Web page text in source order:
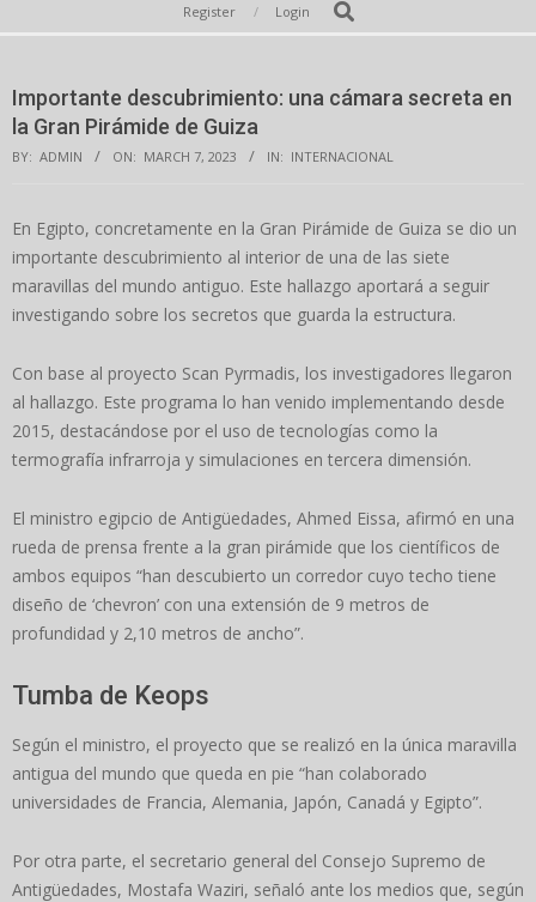
Navigation
Register Login Search
Importante descubrimiento: una cámara secreta en
la Gran Pirámide de Guiza
BY: ADMIN ON: MARCH 7, 2023 IN: INTERNACIONAL
En Egipto, concretamente en la Gran Pirámide de Guiza se dio un
importante descubrimiento al interior de una de las siete
maravillas del mundo antiguo. Este hallazgo aportará a seguir
investigando sobre los secretos que guarda la estructura.
Con base al proyecto Scan Pyrmadis, los investigadores llegaron
al hallazgo. Este programa lo han venido implementando desde
2015, destacándose por el uso de tecnologías como la
termografía infrarroja y simulaciones en tercera dimensión.
El ministro egipcio de Antigüedades, Ahmed Eissa, afirmó en una
rueda de prensa frente a la gran pirámide que los científicos de
ambos equipos “han descubierto un corredor cuyo techo tiene
diseño de ‘chevron’ con una extensión de 9 metros de
profundidad y 2,10 metros de ancho”.
Tumba de Keops
Según el ministro, el proyecto que se realizó en la única maravilla
antigua del mundo que queda en pie “han colaborado
universidades de Francia, Alemania, Japón, Canadá y Egipto”.
Por otra parte, el secretario general del Consejo Supremo de
Antigüedades, Mostafa Waziri, señaló ante los medios que, según